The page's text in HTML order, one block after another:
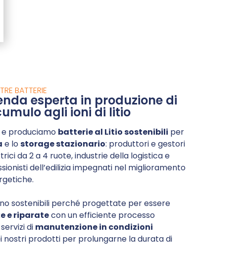
BATTERIE
esperta in produzione di
agli ioni di litio
e produciamo batterie al Litio sostenibili per
e lostorage stazionario: produttori e gestori
da 2 a 4 ruote, industrie della logistica e
dell’edilizia impegnati nel miglioramento
sostenibili perché progettate per essere
e riparatecon un efficiente processo
di manutenzione in condizioni
nostri prodotti per prolungarne la durata di